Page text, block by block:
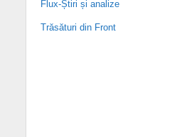
Flux-Știri și analize
Trăsături din Front